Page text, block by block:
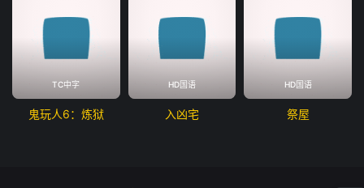
TC中字
鬼玩人6：炼狱
HD国语
入凶宅
HD国语
祭屋